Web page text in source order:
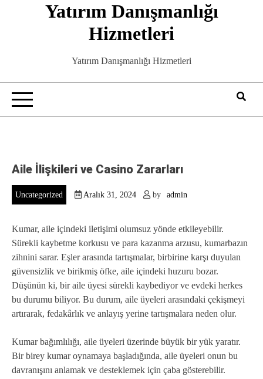
Yatırım Danışmanlığı
Hizmetleri
Yatırım Danışmanlığı Hizmetleri
Aile İlişkileri ve Casino Zararları
Uncategorized Aralık 31, 2024 by admin
Kumar, aile içindeki iletişimi olumsuz yönde etkileyebilir.
Sürekli kaybetme korkusu ve para kazanma arzusu, kumarbazın
zihnini sarar. Eşler arasında tartışmalar, birbirine karşı duyulan
güvensizlik ve birikmiş öfke, aile içindeki huzuru bozar.
Düşünün ki, bir aile üyesi sürekli kaybediyor ve evdeki herkes
bu durumu biliyor. Bu durum, aile üyeleri arasındaki çekişmeyi
artırarak, fedakârlık ve anlayış yerine tartışmalara neden olur.
Kumar bağımlılığı, aile üyeleri üzerinde büyük bir yük yaratır.
Bir birey kumar oynamaya başladığında, aile üyeleri onun bu
davranışını anlamak ve desteklemek için çaba gösterebilir.